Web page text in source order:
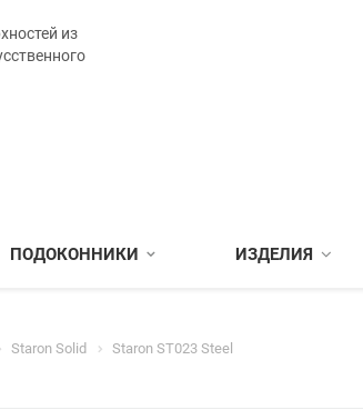
из
ПОДОКОННИКИ ИЗДЕЛИЯ
Staron Solid Staron ST023 Steel